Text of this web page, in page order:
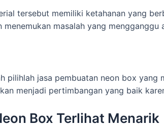
tersebut memiliki ketahanan yang
menemukan masalah yang mengganggu
pilihlah jasa pembuatan neon box
menjadi pertimbangan yang baik
Box Terlihat Menarik